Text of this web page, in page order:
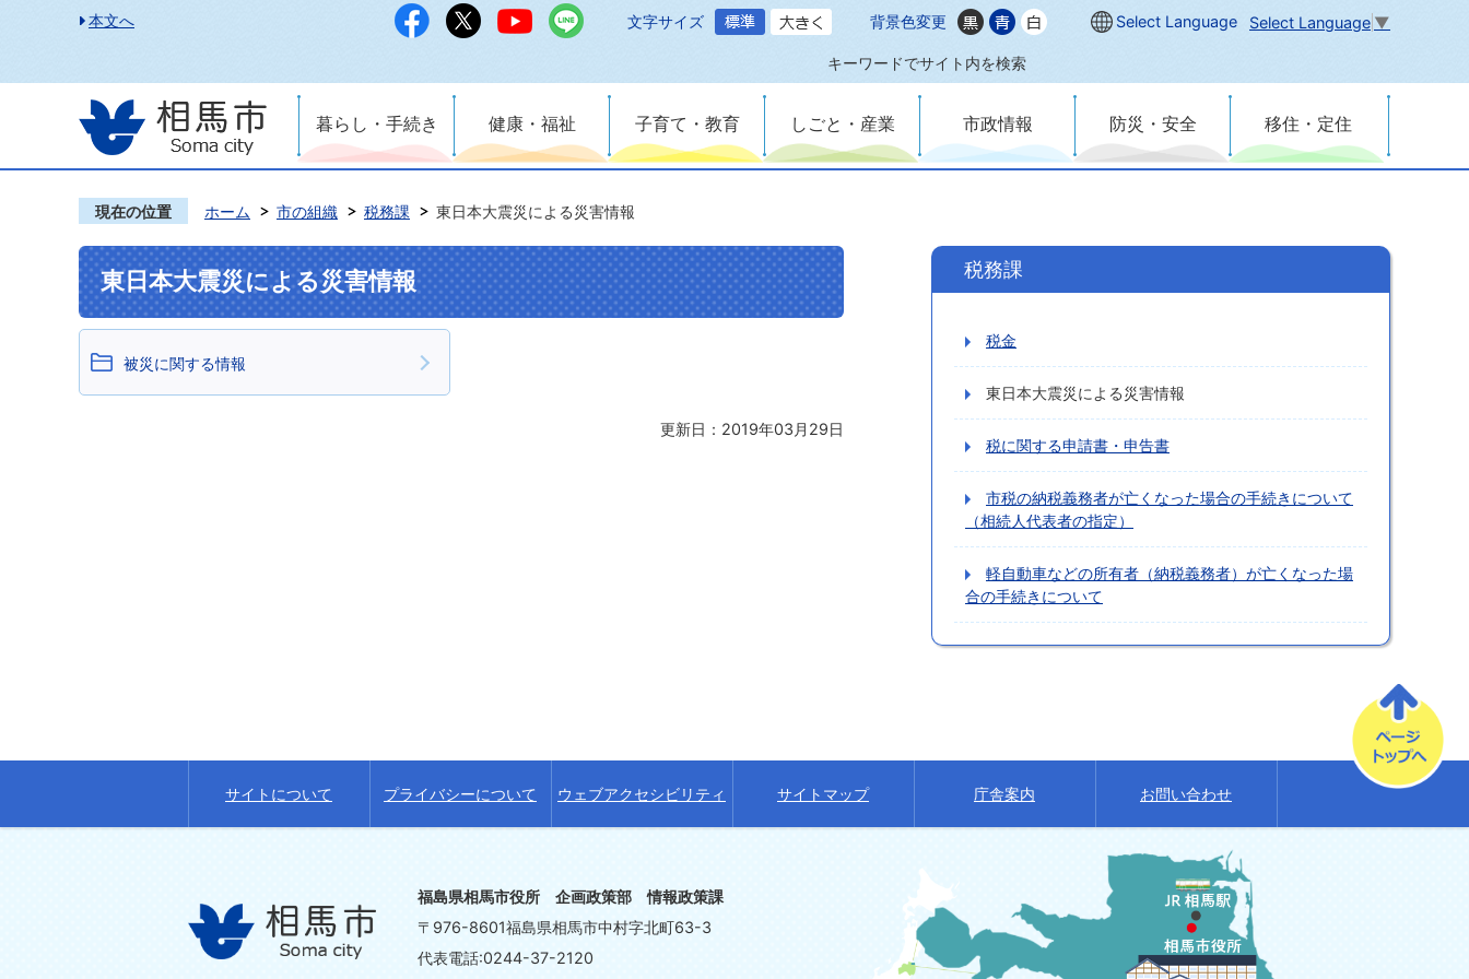
本文へ 文字サイズ 背景色変更 Select Language Select Language ▼
キーワードでサイト内を検索
暮らし・手続き 健康・福祉 子育て・教育 しごと・産業 市政情報 防災・安全 移住・定住
現在の位置 ホーム 市の組織 税務課 東日本大震災による災害情報
東日本大震災による災害情報
被災に関する情報
更新日：2019年03月29日
税務課
税金
東日本大震災による災害情報
税に関する申請書・申告書
市税の納税義務者が亡くなった場合の手続きについて
（相続人代表者の指定）
軽自動車などの所有者（納税義務者）が亡くなった場
合の手続きについて
サイトについて プライバシーについて ウェブアクセシビリティ サイトマップ 庁舎案内 お問い合わせ
福島県相馬市役所 企画政策部 情報政策課
〒976-8601福島県相馬市中村字北町63-3
代表電話:0244-37-2120